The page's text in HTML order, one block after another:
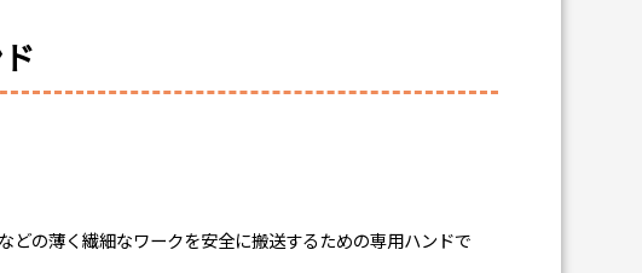
どの薄く繊細なワークを安全に搬送するための専用ハンドで